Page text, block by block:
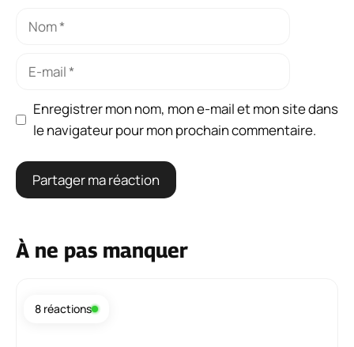
Nom
Enregistrer mon nom, mon e-mail et mon site dans
le navigateur pour mon prochain commentaire.
À ne pas manquer
8 réactions